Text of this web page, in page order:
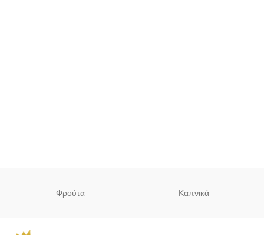
Φρούτα Καπνικά